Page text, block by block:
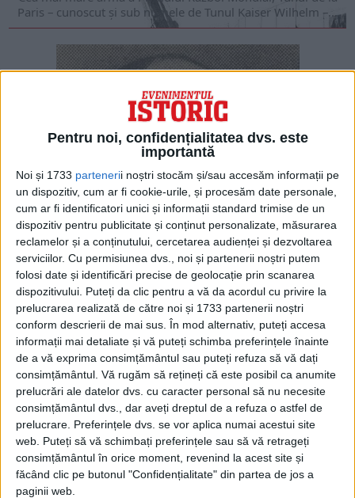
Pentru noi, confidențialitatea dvs. este
importantă
Noi și 1733 partenerii noștri stocăm și/sau accesăm informații pe
un dispozitiv, cum ar fi cookie-urile, și procesăm date personale,
cum ar fi identificatori unici și informații standard trimise de un
dispozitiv pentru publicitate și conținut personalizate, măsurarea
reclamelor și a conținutului, cercetarea audienței și dezvoltarea
serviciilor. Cu permisiunea dvs., noi și partenerii noștri putem
folosi date și identificări precise de geolocație prin scanarea
dispozitivului. Puteți da clic pentru a vă da acordul cu privire la
prelucrarea realizată de către noi și 1733 partenerii noștri
conform descrierii de mai sus. În mod alternativ, puteți accesa
informații mai detaliate și vă puteți schimba preferințele înainte
de a vă exprima consimțământul sau puteți refuza să vă dați
consimțământul. Vă rugăm să rețineți că este posibil ca anumite
prelucrări ale datelor dvs. cu caracter personal să nu necesite
consimțământul dvs., dar aveți dreptul de a refuza o astfel de
prelucrare. Preferințele dvs. se vor aplica numai acestui site
web. Puteți să vă schimbați preferințele sau să vă retrageți
consimțământul în orice moment, revenind la acest site și
făcând clic pe butonul "Confidențialitate" din partea de jos a
paginii web.
Paris – cunos­cut și sub numele de Tu­nul Kaiser Wilhelm –...
Petru Pogonat: un mare caracter, un nume interzis, un
destin uitat
La 2 ianuarie 1957, protosin­ghelul Petru Pogonat, pro­fesorul
universitar, avoca­tul, primarul, prefectul, de­putatul de Iaşi,
vicepreşe­dintele Camerei Deputaţilor şi nu în ultimul...